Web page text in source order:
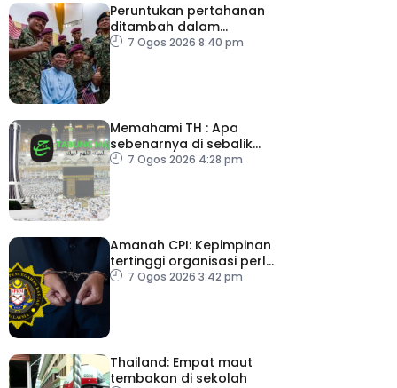
Peruntukan pertahanan
ditambah dalam
Belanjawan 2027
7 Ogos 2026 8:40 pm
Memahami TH : Apa
sebenarnya di sebalik
angka
7 Ogos 2026 4:28 pm
Amanah CPI: Kepimpinan
tertinggi organisasi perlu
pacu reformasi radikal
7 Ogos 2026 3:42 pm
Thailand: Empat maut
tembakan di sekolah